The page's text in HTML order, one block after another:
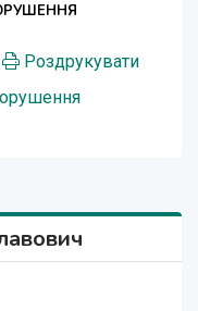
Роздрукувати